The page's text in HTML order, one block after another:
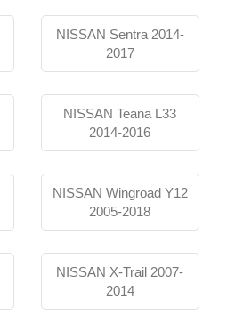
NISSAN Sentra 2014-
2017
NISSAN Teana L33
2014-2016
NISSAN Wingroad Y12
2005-2018
NISSAN X-Trail 2007-
2014